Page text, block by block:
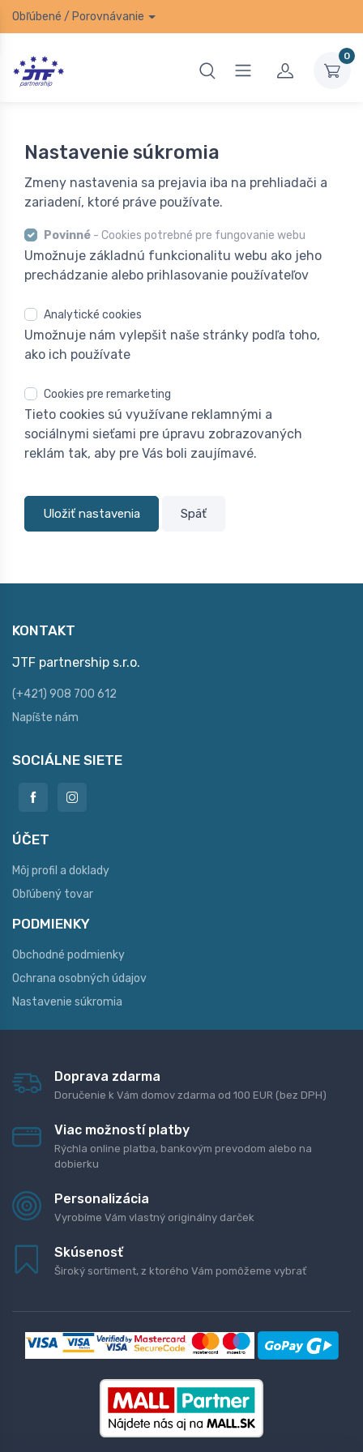
Obľúbené / Porovnávanie
0
Nastavenie súkromia
Zmeny nastavenia sa prejavia iba na prehliadači a
zariadení, ktoré práve používate.
Povinné - Cookies potrebné pre fungovanie webu
Umožnuje základnú funkcionalitu webu ako jeho
prechádzanie alebo prihlasovanie používateľov
Analytické cookies
Umožnuje nám vylepšit naše stránky podľa toho,
ako ich používate
Cookies pre remarketing
Tieto cookies sú využívane reklamnými a
sociálnymi sieťami pre úpravu zobrazovaných
reklám tak, aby pre Vás boli zaujímavé.
Uložiť nastavenia Späť
KONTAKT
JTF partnership s.r.o.
(+421) 908 700 612
Napíšte nám
SOCIÁLNE SIETE
ÚČET
Môj profil a doklady
Obľúbený tovar
PODMIENKY
Obchodné podmienky
Ochrana osobných údajov
Nastavenie súkromia
Doprava zdarma
Doručenie k Vám domov zdarma od 100 EUR (bez DPH)
Viac možností platby
Rýchla online platba, bankovým prevodom alebo na
dobierku
Personalizácia
Vyrobíme Vám vlastný originálny darček
Skúsenosť
Široký sortiment, z ktorého Vám pomôžeme vybrať